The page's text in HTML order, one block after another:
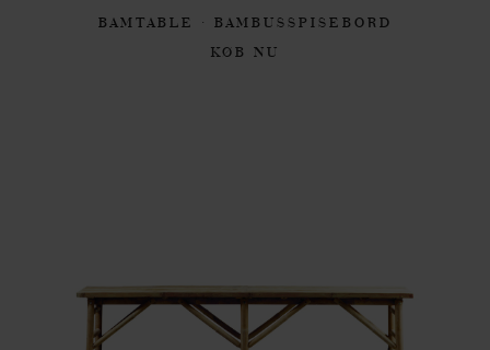
BAMTABLE · BAMBUSSPISEBORD
KØB NU